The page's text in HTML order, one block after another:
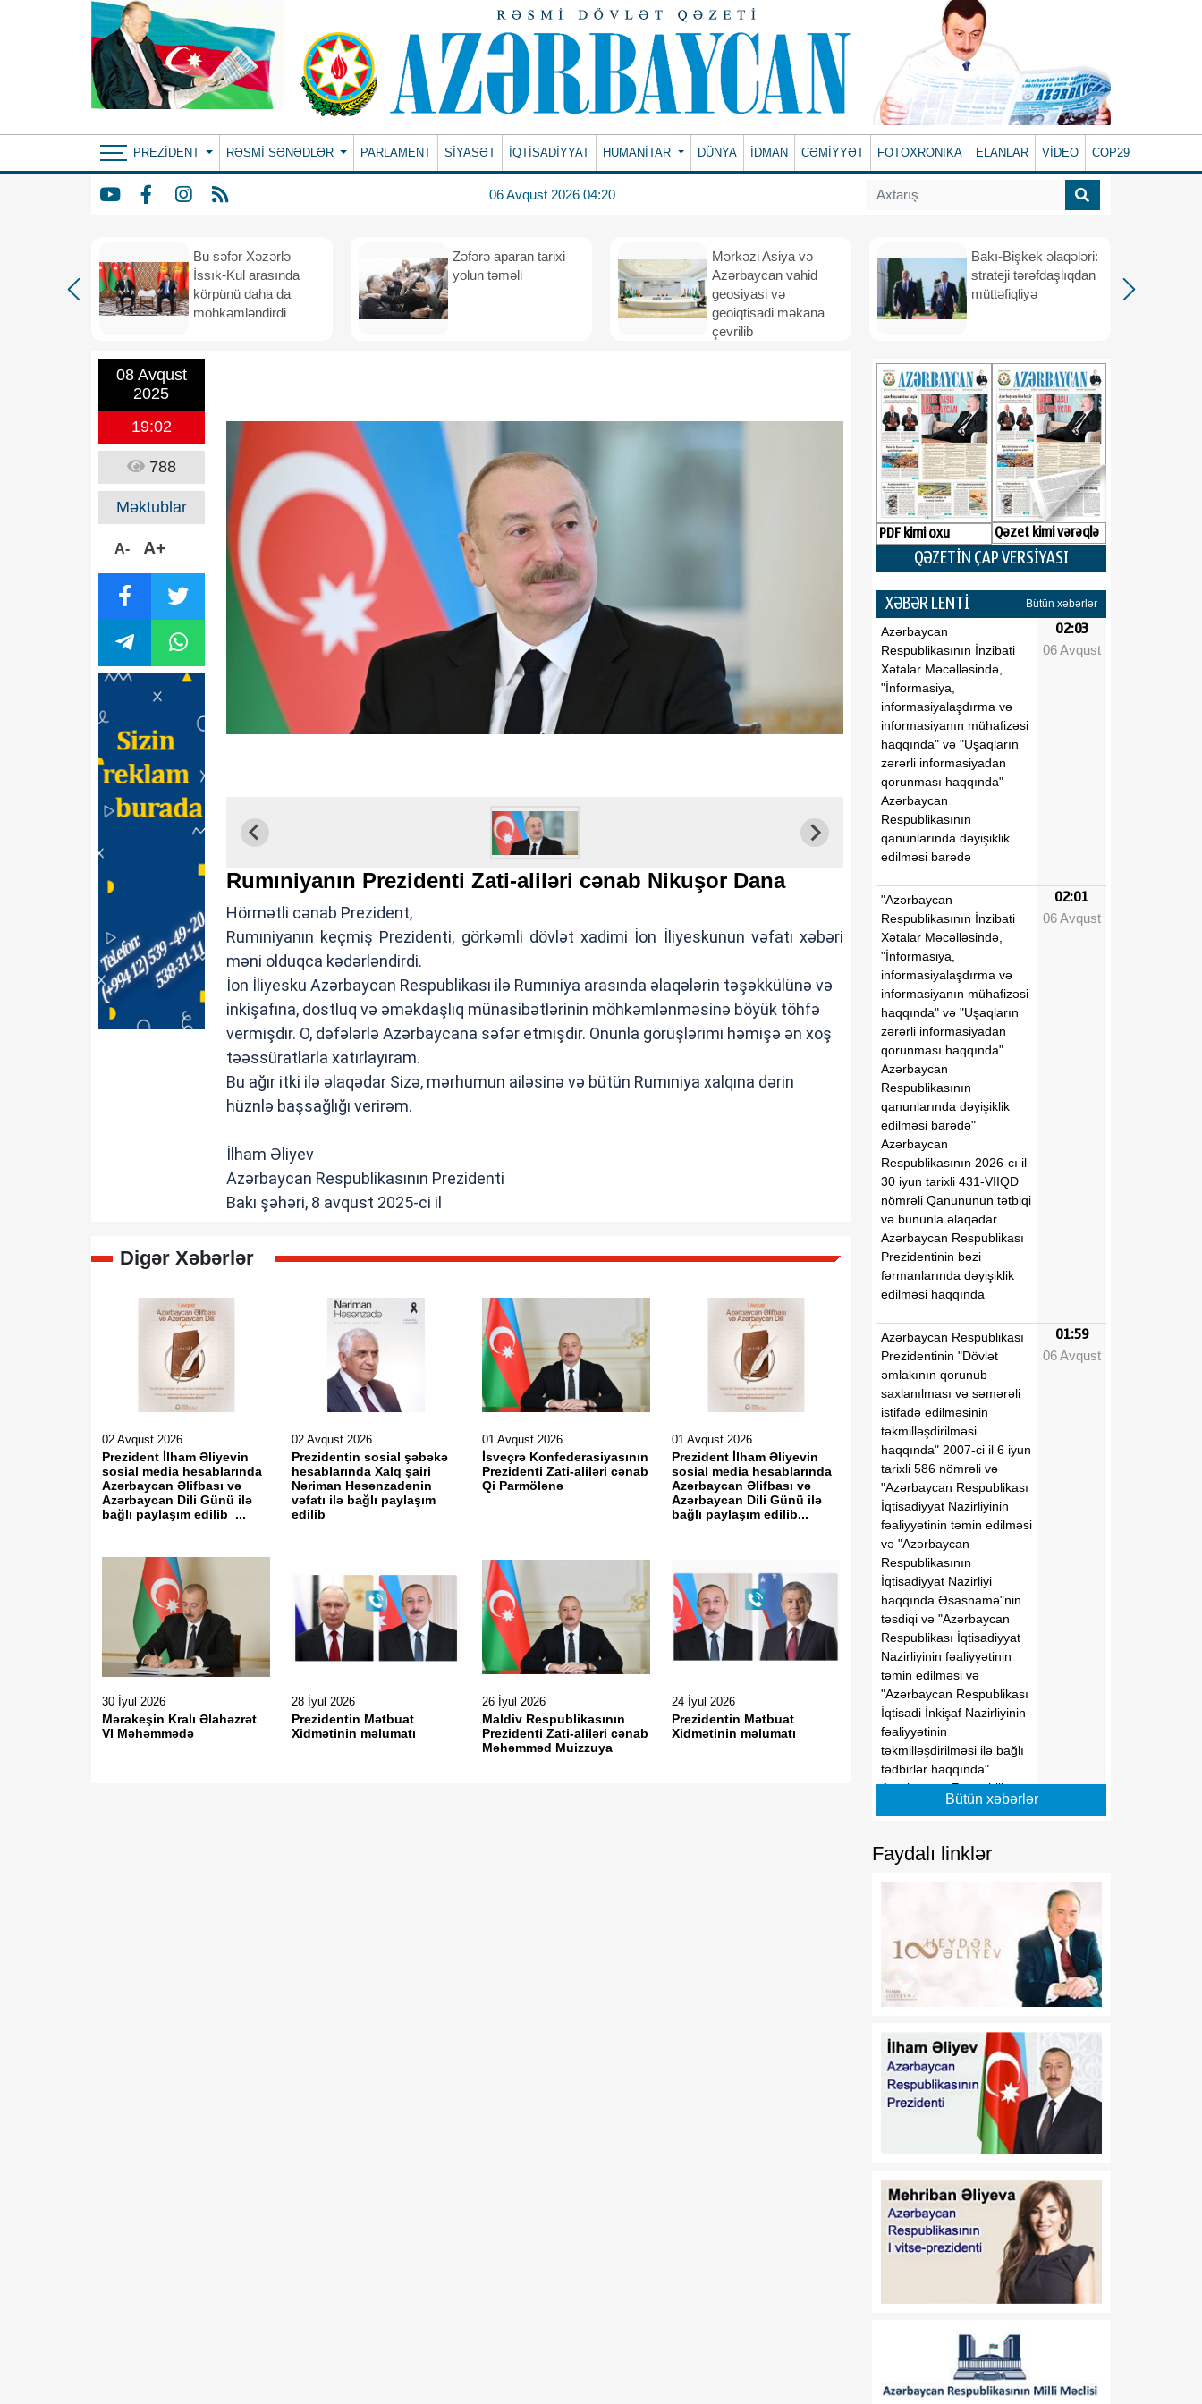
PREZIDENT RƏSMI SƏNƏDLƏR PARLAMENT SİYASƏT İQTİSADİYYAT HUMANITAR DÜNYA İDMAN CƏMİYYƏT FOTOXRONIKA ELANLAR VİDEO COP29
06 Avqust 2026 04:20
Bu səfər Xəzərlə
İssık-Kul arasında
körpünü daha da
möhkəmləndirdi
Zəfərə aparan tarixi
yolun təməli
Mərkəzi Asiya və
Azərbaycan vahid
geosiyasi və
geoiqtisadi məkana
çevrilib
Bakı-Bişkek əlaqələri:
strateji tərəfdaşlıqdan
müttəfiqliyə
08 Avqust
2025
19:02
788
Məktublar
A- A+
Rumıniyanın Prezidenti Zati-aliləri cənab Nikuşor Dana
Hörmətli cənab Prezident,
Rumıniyanın keçmiş Prezidenti, görkəmli dövlət xadimi İon İliyeskunun vəfatı xəbəri
məni olduqca kədərləndirdi.
İon İliyesku Azərbaycan Respublikası ilə Rumıniya arasında əlaqələrin təşəkkülünə və
inkişafına, dostluq və əməkdaşlıq münasibətlərinin möhkəmlənməsinə böyük töhfə
vermişdir. O, dəfələrlə Azərbaycana səfər etmişdir. Onunla görüşlərimi həmişə ən xoş
təəssüratlarla xatırlayıram.
Bu ağır itki ilə əlaqədar Sizə, mərhumun ailəsinə və bütün Rumıniya xalqına dərin
hüznlə başsağlığı verirəm.
İlham Əliyev
Azərbaycan Respublikasının Prezidenti
Bakı şəhəri, 8 avqust 2025-ci il
Digər Xəbərlər
02 Avqust 2026
Prezident İlham Əliyevin
sosial media hesablarında
Azərbaycan Əlifbası və
Azərbaycan Dili Günü ilə
bağlı paylaşım edilib ...
02 Avqust 2026
Prezidentin sosial şəbəkə
hesablarında Xalq şairi
Nəriman Həsənzadənin
vəfatı ilə bağlı paylaşım
edilib
01 Avqust 2026
İsveçrə Konfederasiyasının
Prezidenti Zati-aliləri cənab
Qi Parmölənə
01 Avqust 2026
Prezident İlham Əliyevin
sosial media hesablarında
Azərbaycan Əlifbası və
Azərbaycan Dili Günü ilə
bağlı paylaşım edilib...
30 İyul 2026
Mərakeşin Kralı Əlahəzrət
VI Məhəmmədə
28 İyul 2026
Prezidentin Mətbuat
Xidmətinin məlumatı
26 İyul 2026
Maldiv Respublikasının
Prezidenti Zati-aliləri cənab
Məhəmməd Muizzuya
24 İyul 2026
Prezidentin Mətbuat
Xidmətinin məlumatı
PDF kimi oxu Qəzet kimi vərəqlə
QƏZETİN ÇAP VERSİYASI
XƏBƏR LENTİ Bütün xəbərlər
Azərbaycan
Respublikasının İnzibati
Xətalar Məcəlləsində,
"İnformasiya,
informasiyalaşdırma və
informasiyanın mühafizəsi
haqqında" və "Uşaqların
zərərli informasiyadan
qorunması haqqında"
Azərbaycan
Respublikasının
qanunlarında dəyişiklik
edilməsi barədə
02:03
06 Avqust
"Azərbaycan
Respublikasının İnzibati
Xətalar Məcəlləsində,
"İnformasiya,
informasiyalaşdırma və
informasiyanın mühafizəsi
haqqında" və "Uşaqların
zərərli informasiyadan
qorunması haqqında"
Azərbaycan
Respublikasının
qanunlarında dəyişiklik
edilməsi barədə"
Azərbaycan
Respublikasının 2026-cı il
30 iyun tarixli 431-VIIQD
nömrəli Qanununun tətbiqi
və bununla əlaqədar
Azərbaycan Respublikası
Prezidentinin bəzi
fərmanlarında dəyişiklik
edilməsi haqqında
02:01
06 Avqust
Azərbaycan Respublikası
Prezidentinin "Dövlət
əmlakının qorunub
saxlanılması və səmərəli
istifadə edilməsinin
təkmilləşdirilməsi
haqqında" 2007-ci il 6 iyun
tarixli 586 nömrəli və
"Azərbaycan Respublikası
İqtisadiyyat Nazirliyinin
fəaliyyətinin təmin edilməsi
və "Azərbaycan
Respublikasının
İqtisadiyyat Nazirliyi
haqqında Əsasnamə"nin
təsdiqi və "Azərbaycan
Respublikası İqtisadiyyat
Nazirliyinin fəaliyyətinin
təmin edilməsi və
"Azərbaycan Respublikası
İqtisadi İnkişaf Nazirliyinin
fəaliyyətinin
təkmilləşdirilməsi ilə bağlı
tədbirlər haqqında"
Azərbaycan Respublikası
Prezidentinin 2006-cı il 28
Fərmanında dəyişikliklər
edilməsi barədə" 2014-cü
il 20 fevral tarixli 111
haqqında" Azərbaycan
Respublikası Prezidentinin
2019-cu il 30 dekabr tarixli
911 nömrəli Fərmanında
2020-ci il 12 may tarixli
1017 nömrəli
fərmanlarında dəyişiklik
edilməsi haqqında
01:59
06 Avqust
“İşğaldan azad edilmiş
ərazilərdə fəaliyyət
maliyyə resurslarına çıxış
imkanlarının
genişləndirilməsi
istiqamətində zəruri dövlət
dəstəyinin gücləndirilməsi
Respublikası adından borc
verilməsi Qaydası”nın
təsdiq edilməsi haqqında”
Azərbaycan Respublikası
Prezidentinin 2018-ci il 18
06 Avqust
Bütün xəbərlər
Faydalı linklər